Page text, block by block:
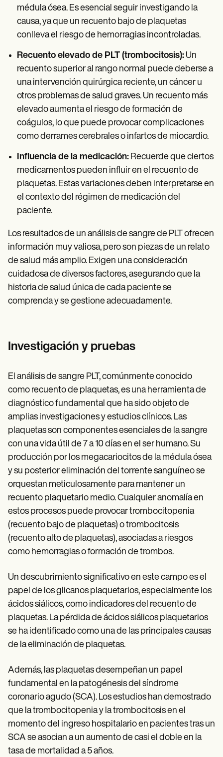
médula ósea. Es esencial seguir investigando la
causa, ya que un recuento bajo de plaquetas
conlleva el riesgo de hemorragias incontroladas.
Recuento elevado de PLT (trombocitosis): Un
recuento superior al rango normal puede deberse a
una intervención quirúrgica reciente, un cáncer u
otros problemas de salud graves. Un recuento más
elevado aumenta el riesgo de formación de
coágulos, lo que puede provocar complicaciones
como derrames cerebrales o infartos de miocardio.
Influencia de la medicación: Recuerde que ciertos
medicamentos pueden influir en el recuento de
plaquetas. Estas variaciones deben interpretarse en
el contexto del régimen de medicación del
paciente.
Los resultados de un análisis de sangre de PLT ofrecen
información muy valiosa, pero son piezas de un relato
de salud más amplio. Exigen una consideración
cuidadosa de diversos factores, asegurando que la
historia de salud única de cada paciente se
comprenda y se gestione adecuadamente.
Investigación y pruebas
El análisis de sangre PLT, comúnmente conocido
como recuento de plaquetas, es una herramienta de
diagnóstico fundamental que ha sido objeto de
amplias investigaciones y estudios clínicos. Las
plaquetas son componentes esenciales de la sangre
con una vida útil de 7 a 10 días en el ser humano. Su
producción por los megacariocitos de la médula ósea
y su posterior eliminación del torrente sanguíneo se
orquestan meticulosamente para mantener un
recuento plaquetario medio. Cualquier anomalía en
estos procesos puede provocar trombocitopenia
(recuento bajo de plaquetas) o trombocitosis
(recuento alto de plaquetas), asociadas a riesgos
como hemorragias o formación de trombos.
Un descubrimiento significativo en este campo es el
papel de los glicanos plaquetarios, especialmente los
ácidos siálicos, como indicadores del recuento de
plaquetas. La pérdida de ácidos siálicos plaquetarios
se ha identificado como una de las principales causas
de la eliminación de plaquetas.
Además, las plaquetas desempeñan un papel
fundamental en la patogénesis del síndrome
coronario agudo (SCA). Los estudios han demostrado
que la trombocitopenia y la trombocitosis en el
momento del ingreso hospitalario en pacientes tras un
SCA se asocian a un aumento de casi el doble en la
tasa de mortalidad a 5 años.